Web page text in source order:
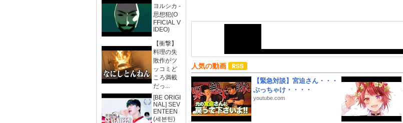
ヨルシカ -
思想犯(O
FFICIAL V
IDEO)
【衝撃】
料理の失
敗作がツ
ッコミど
ころ満載
だっ...
[BE ORIGI
NAL] SEV
ENTEEN
(세븐틴)
人気の動画
【緊急対談】宮迫さん・・・
ぶっちゃけ・・・・
youtube.com